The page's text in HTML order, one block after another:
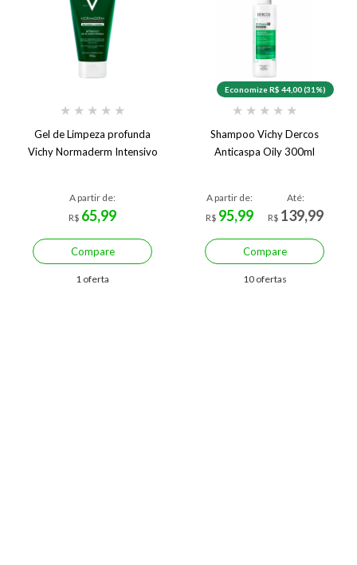
★ ★ ★ ★ ★
Gel de Limpeza profunda
Vichy Normaderm Intensivo
A partir de:
R$ 65,99
Compare
1 oferta
Economize R$ 44,00 (31%)
★ ★ ★ ★ ★
Shampoo Vichy Dercos
Anticaspa Oily 300ml
A partir de:
R$ 95,99
Até:
R$ 139,99
Compare
10 ofertas